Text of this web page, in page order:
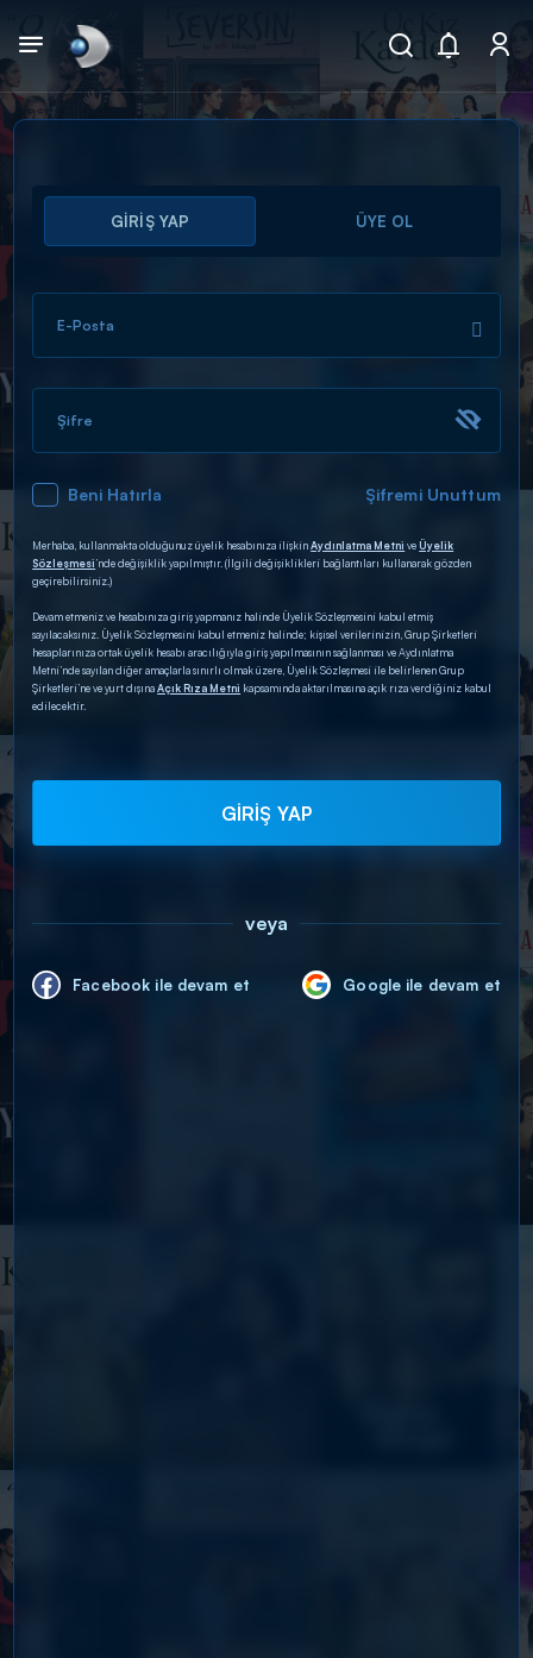
Arama
ARAMA SONUÇLARI
DİĞER SONUÇLAR
GİRİŞ YAP ÜYE OL
E-Posta
Şifre
Beni Hatırla Şifremi Unuttum
Merhaba, kullanmakta olduğunuz üyelik hesabınıza ilişkinAydınlatma Metni veÜyelik
Sözleşmesi’nde değişiklik yapılmıştır. (İlgili değişiklikleri bağlantıları kullanarak gözden
geçirebilirsiniz.)
Devam etmeniz ve hesabınıza giriş yapmanız halinde Üyelik Sözleşmesini kabul etmiş
sayılacaksınız. Üyelik Sözleşmesini kabul etmeniz halinde; kişisel verilerinizin, Grup Şirketleri
hesaplarınıza ortak üyelik hesabı aracılığıyla giriş yapılmasının sağlanması ve Aydınlatma
Metni’nde sayılan diğer amaçlarla sınırlı olmak üzere, Üyelik Sözleşmesi ile belirlenen Grup
Şirketleri’ne ve yurt dışınaAçık Rıza Metni kapsamında aktarılmasına açık rıza verdiğiniz kabul
edilecektir.
GİRİŞ YAP
veya
Facebook ile devam et Google ile devam et